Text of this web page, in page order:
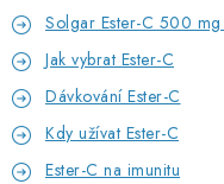
Solgar Ester-C 500
Jak vybrat Ester-C
Dávkování Ester-C
Kdy užívat Ester-C
Ester-C na imunitu